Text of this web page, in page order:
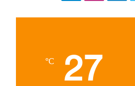
ت
ق
ر
27
℃